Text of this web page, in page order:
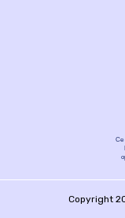
Ce
Copyright